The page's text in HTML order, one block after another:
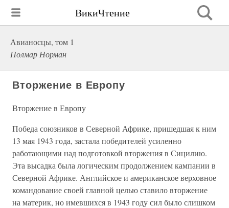
ВикиЧтение
Авианосцы, том 1
Полмар Норман
Вторжение в Европу
Вторжение в Европу
Победа союзников в Северной Африке, пришедшая к ним
13 мая 1943 года, застала победителей усиленно
работающими над подготовкой вторжения в Сицилию.
Эта высадка была логическим продолжением кампании в
Северной Африке. Английское и американское верховное
командование своей главной целью ставило вторжение
на материк, но имевшихся в 1943 году сил было слишком